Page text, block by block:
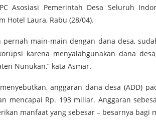
Asosiasi Pemerintah Desa Seluruh
Hotel Laura, Rabu (28/04).
pernah main-main dengan dana desa,
karena menyalahgunakan dana
Nunukan,” kata Asmar.
anggaran dana desa (ADD)
mencapai Rp. 193 miliar. Anggaran
manfaat yang sebesar – besarnya bagi